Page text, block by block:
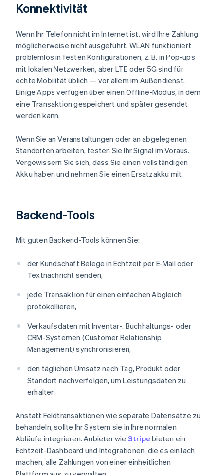
Konnektivität
Wenn Ihr Telefon nicht im Internet ist, wird Ihre Zahlung
möglicherweise nicht ausgeführt. WLAN funktioniert
problemlos in festen Konfigurationen, z. B. in Pop-ups
mit lokalen Netzwerken, aber LTE oder 5G sind für
echte Mobilität üblich — vor allem im Außendienst.
Einige Apps verfügen über einen Offline-Modus, in dem
eine Transaktion gespeichert und später gesendet
werden kann.
Wenn Sie an Veranstaltungen oder an abgelegenen
Standorten arbeiten, testen Sie Ihr Signal im Voraus.
Vergewissern Sie sich, dass Sie einen vollständigen
Akku haben und nehmen Sie einen Ersatzakku mit.
Backend-Tools
Mit guten Backend-Tools können Sie:
der Kundschaft Belege in Echtzeit per E-Mail oder
Textnachricht senden,
jede Transaktion für einen einfachen Abgleich
protokollieren,
Verkaufsdaten mit Inventar-, Buchhaltungs- oder
CRM-Systemen (Customer Relationship
Management) synchronisieren,
den täglichen Umsatz nach Tag, Produkt oder
Standort nachverfolgen, um Leistungsdaten zu
erhalten
Anstatt Feldtransaktionen wie separate Datensätze zu
behandeln, sollte Ihr System sie in Ihre normalen
Abläufe integrieren. Anbieter wie Stripe bieten ein
Echtzeit-Dashboard und Integrationen, die es einfach
machen, alle Zahlungen von einer einheitlichen